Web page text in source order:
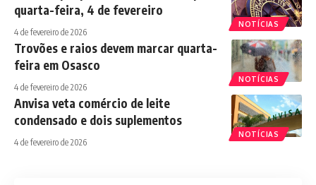
NOTÍCIAS
quarta-feira, 4 de fevereiro
4 de fevereiro de 2026
NOTÍCIAS
Trovões e raios devem marcar quarta-
feira em Osasco
4 de fevereiro de 2026
NOTÍCIAS
Anvisa veta comércio de leite
condensado e dois suplementos
4 de fevereiro de 2026